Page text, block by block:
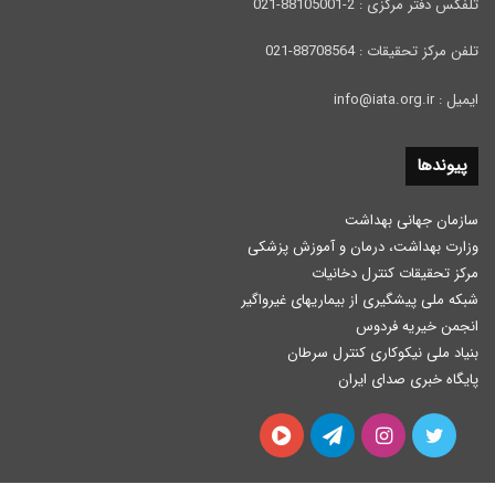
تلفکس دفتر مرکزی : 2-88105001-021
تلفن مرکز تحقیقات : 88708564-021
ایمیل : info@iata.org.ir
پیوندها
سازمان جهانی بهداشت
وزارت بهداشت، درمان و آموزش پزشكی
مرکز تحقیقات کنترل دخانیات
شبکه ملی پیشگیری از بیماریهای غیرواگیر
انجمن خیریه فردوس
بنیاد ملی نیکوکاری کنترل سرطان
پایگاه خبری صدای ایران
توییتر اینستاگرامتلگرام آپارات